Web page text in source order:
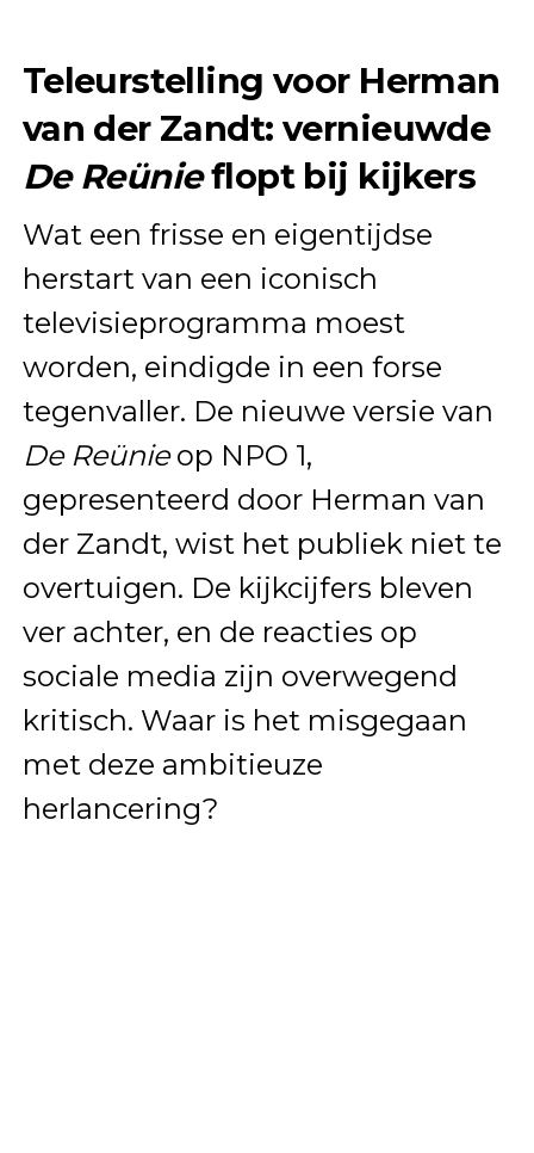
Teleurstelling voor Herman
van der Zandt: vernieuwde
De Reünieflopt bij kijkers
Wat een frisse en eigentijdse
herstart van een iconisch
televisieprogramma moest
worden, eindigde in een forse
tegenvaller. De nieuwe versie van
De Reünieop NPO 1,
gepresenteerd door Herman van
der Zandt, wist het publiek niet te
overtuigen. De kijkcijfers bleven
ver achter, en de reacties op
sociale media zijn overwegend
kritisch. Waar is het misgegaan
met deze ambitieuze
herlancering?